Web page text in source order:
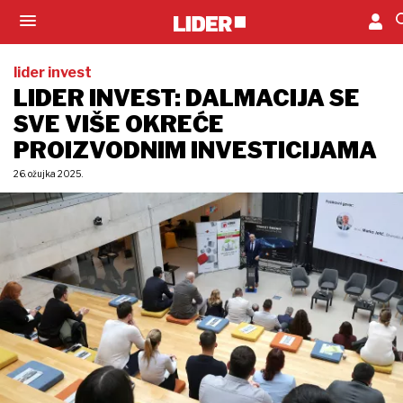
lider invest
LIDER INVEST: DALMACIJA SE
SVE VIŠE OKREĆE
PROIZVODNIM INVESTICIJAMA
26. ožujka 2025.